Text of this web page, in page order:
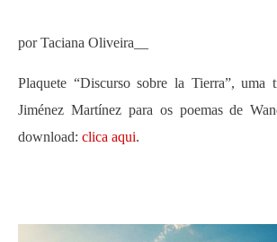
por Taciana Oliveira__
Plaquete “Discurso sobre la Tierra”, uma
Jiménez Martínez para os poemas de
download: clica aqui.